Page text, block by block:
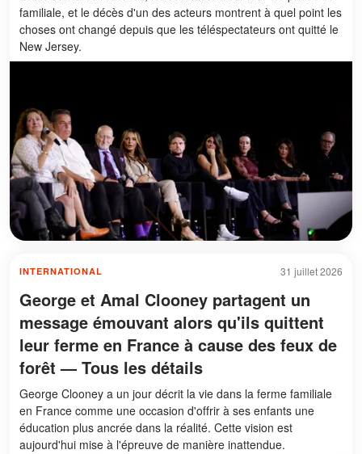
familiale, et le décès d'un des acteurs montrent à quel point les
choses ont changé depuis que les téléspectateurs ont quitté le
New Jersey.
31 juillet 2026
INTERNATIONAL
George et Amal Clooney partagent un
message émouvant alors qu'ils quittent
leur ferme en France à cause des feux de
forêt — Tous les détails
George Clooney a un jour décrit la vie dans la ferme familiale
en France comme une occasion d'offrir à ses enfants une
éducation plus ancrée dans la réalité. Cette vision est
aujourd'hui mise à l'épreuve de manière inattendue.